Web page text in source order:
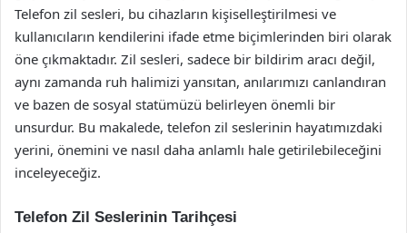
Telefon zil sesleri, bu cihazların kişiselleştirilmesi ve
kullanıcıların kendilerini ifade etme biçimlerinden biri olarak
öne çıkmaktadır. Zil sesleri, sadece bir bildirim aracı değil,
aynı zamanda ruh halimizi yansıtan, anılarımızı canlandıran
ve bazen de sosyal statümüzü belirleyen önemli bir
unsurdur. Bu makalede, telefon zil seslerinin hayatımızdaki
yerini, önemini ve nasıl daha anlamlı hale getirilebileceğini
inceleyeceğiz.
Telefon Zil Seslerinin Tarihçesi